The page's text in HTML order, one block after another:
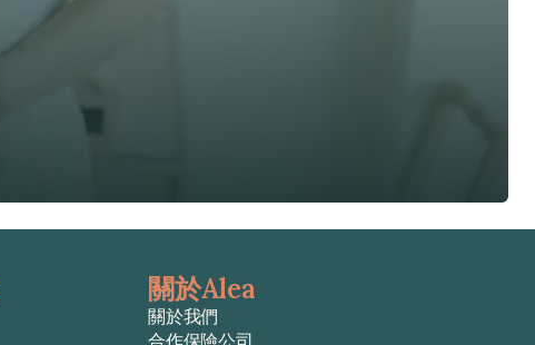
關於Alea
關於我們
合作保險公司